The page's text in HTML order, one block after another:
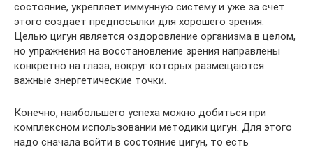
состояние, укрепляет иммунную систему и уже за счет
этого создает предпосылки для хорошего зрения.
Целью цигун является оздоровление организма в целом,
но упражнения на восстановление зрения направлены
конкретно на глаза, вокруг которых размещаются
важные энергетические точки.
Конечно, наибольшего успеха можно добиться при
комплексном использовании методики цигун. Для этого
надо сначала войти в состояние цигун, то есть